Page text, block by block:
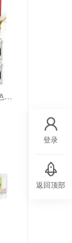
礼颂如意牌天生粒质E四色小米1000克
登录
返回顶部